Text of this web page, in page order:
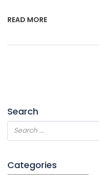
READ MORE
Search
Categories